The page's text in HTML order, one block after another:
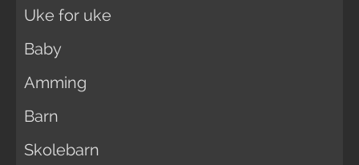
Uke for uke
Baby
Amming
Barn
Skolebarn